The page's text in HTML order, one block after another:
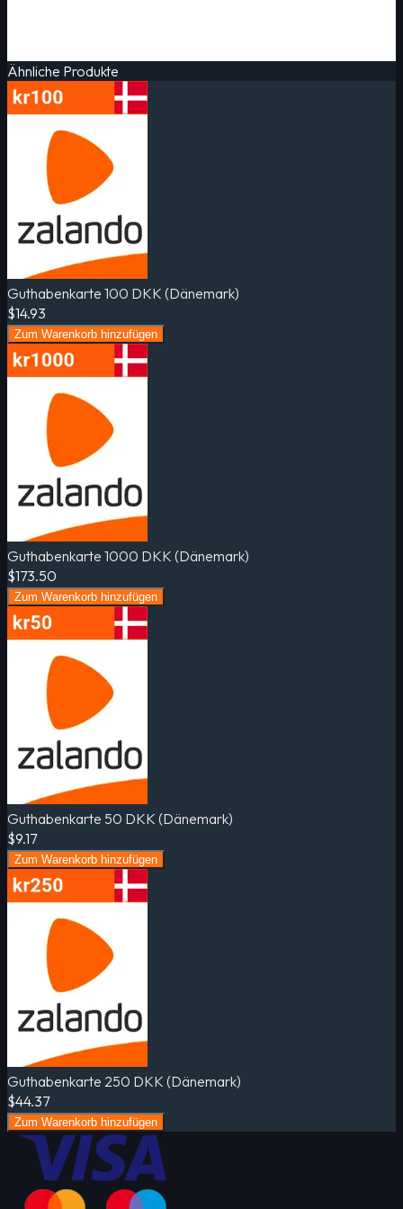
Ähnliche Produkte
Guthabenkarte 100 DKK (Dänemark)
$14.93
Zum Warenkorb hinzufügen
Guthabenkarte 1000 DKK (Dänemark)
$173.50
Zum Warenkorb hinzufügen
Guthabenkarte 50 DKK (Dänemark)
$9.17
Zum Warenkorb hinzufügen
Guthabenkarte 250 DKK (Dänemark)
$44.37
Zum Warenkorb hinzufügen